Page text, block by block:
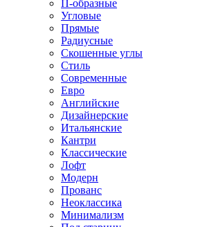
П-образные
Угловые
Прямые
Радиусные
Скошенные углы
Стиль
Современные
Евро
Английские
Дизайнерские
Итальянские
Кантри
Классические
Лофт
Модерн
Прованс
Неоклассика
Минимализм